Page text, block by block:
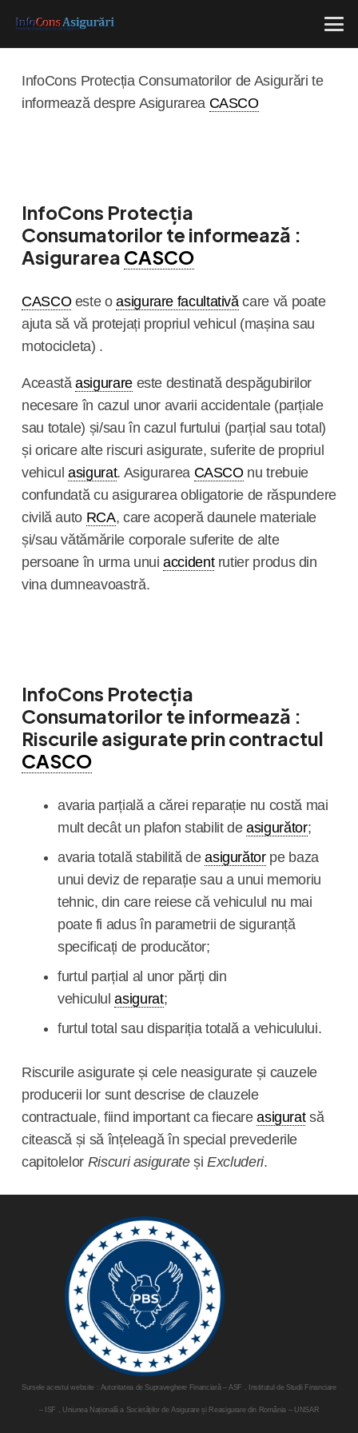
InfoCons Protecția Consumatorilor de Asigurări te
informează despre Asigurarea CASCO
InfoCons Protecția
Consumatorilor te informează :
Asigurarea CASCO
CASCO este oasigurare facultativăcare vă poate
ajuta să vă protejați propriul vehicul (mașina sau
motocicleta) .
Aceastăasigurareeste destinată despăgubirilor
necesare în cazul unor avarii accidentale (parțiale
sau totale) și/sau în cazul furtului (parțial sau total)
și oricare alte riscuri asigurate, suferite de propriul
vehicul asigurat. Asigurarea CASCO nu trebuie
confundată cu asigurarea obligatorie de răspundere
civilă auto RCA, care acoperă daunele materiale
și/sau vătămările corporale suferite de alte
persoane în urma unui accident rutier produs din
vina dumneavoastră.
InfoCons Protecția
Consumatorilor te informează :
Riscurile asigurate prin contractul
CASCO
avaria parțială a cărei reparație nu costă mai
mult decât un plafon stabilit deasigurător;
avaria totală stabilită deasigurătorpe baza
unui deviz de reparație sau a unui memoriu
tehnic, din care reiese că vehiculul nu mai
poate fi adus în parametrii de siguranță
specificați de producător;
furtul parțial al unor părți din
vehiculul asigurat;
furtul total sau dispariția totală a vehiculului.
Riscurile asigurate și cele neasigurate și cauzele
producerii lor sunt descrise de clauzele
contractuale, fiind important ca fiecare asigurat să
citească și să înțeleagă în special prevederile
capitolelor Riscuri asigurate și Excluderi.
Sursele acestui website : Autoritatea de Supraveghere Financiară – ASF , Institutul de Studii Financiare
– ISF , Uniunea Națională a Societăților de Asigurare și Reasigurare din România – UNSAR